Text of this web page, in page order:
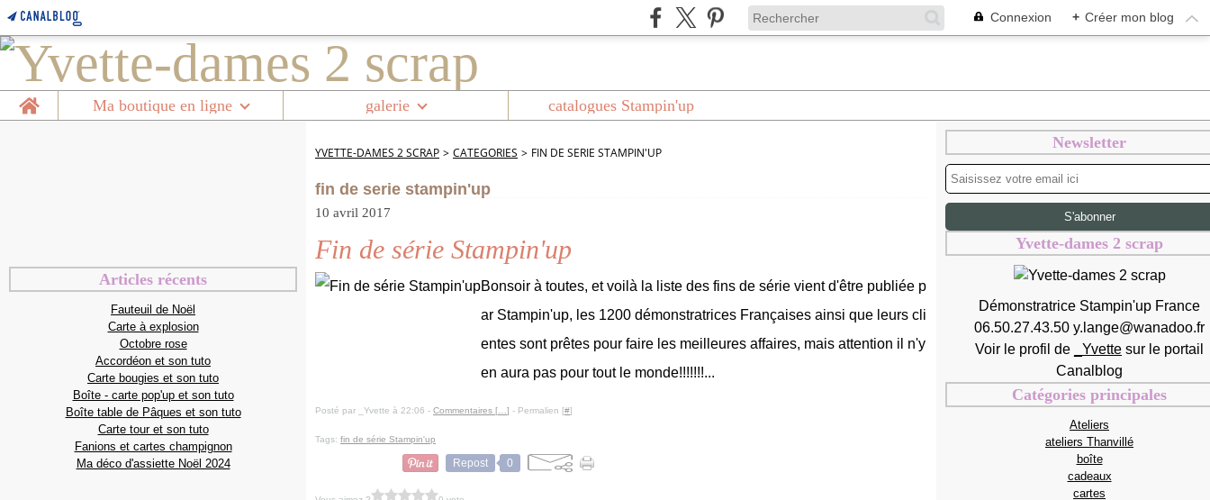
Connexion + Créer mon blog
Home Ma boutique en ligne galerie catalogues Stampin'up
Articles récents
Fauteuil de Noël
Carte à explosion
Octobre rose
Accordéon et son tuto
Carte bougies et son tuto
Boîte - carte pop'up et son tuto
Boîte table de Pâques et son tuto
Carte tour et son tuto
Fanions et cartes champignon
Ma déco d'assiette Noël 2024
YVETTE-DAMES 2 SCRAP > CATEGORIES > FIN DE SERIE STAMPIN'UP
fin de serie stampin'up
10 avril 2017
Fin de série Stampin'up
Bonsoir à toutes, et voilà la liste des fins de série vient d'être publiée p
ar Stampin'up, les 1200 démonstratrices Françaises ainsi que leurs cli
entes sont prêtes pour faire les meilleures affaires, mais attention il n'y
en aura pas pour tout le monde!!!!!!!...
Posté par _Yvette à 22:06 - Commentaires [ ] - Permalien [#]
Tags: fin de série Stampin'up
Repost 0
Newsletter
Yvette-dames 2 scrap
Démonstratrice Stampin'up France
06.50.27.43.50 y.lange@wanadoo.fr
Voir le profil de
_Yvette sur le portail
Canalblog
Catégories principales
Ateliers
ateliers Thanvillé
boîte
cadeaux
cartes